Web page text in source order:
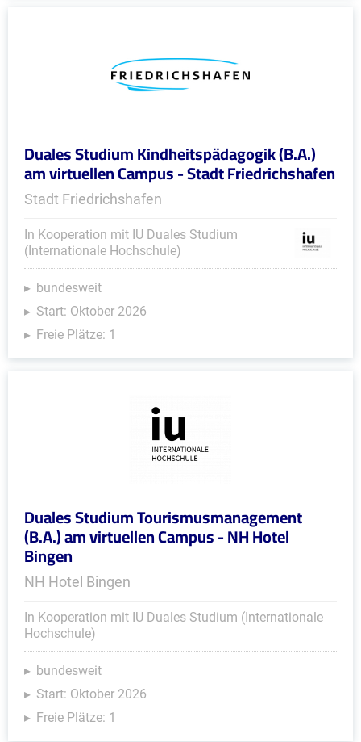
Duales Studium Kindheitspädagogik (B.A.)
am virtuellen Campus - Stadt Friedrichshafen
Stadt Friedrichshafen
In Kooperation mit IU Duales Studium
(Internationale Hochschule)
bundesweit
Start: Oktober 2026
Freie Plätze: 1
Duales Studium Tourismusmanagement
(B.A.) am virtuellen Campus - NH Hotel
Bingen
NH Hotel Bingen
In Kooperation mit IU Duales Studium (Internationale
Hochschule)
bundesweit
Start: Oktober 2026
Freie Plätze: 1